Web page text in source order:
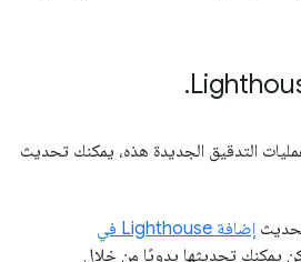
.
التدقيق الجديدة هذه، يمكنك تحديث
إضافة Lighthouse في
يمكنك تحديثها يدويًا من خلال